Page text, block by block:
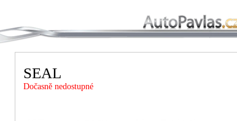
SEAL
Dočasně nedostupné